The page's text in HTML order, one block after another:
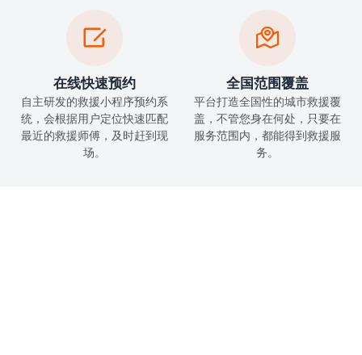

在线快速预约
自主研发的救援小程序预约系
统，会根据用户定位快速匹配
最近的救援师傅，及时赶到现
场。

全国范围覆盖
平台打造全国性的城市救援覆
盖，不管您身在何处，只要在
服务范围内，都能得到救援服
务。